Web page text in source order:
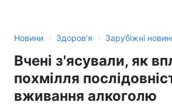
Новини › Здоров'я › Зарубіжні
Вчені з'ясували, як
похмілля
вживання алкоголю